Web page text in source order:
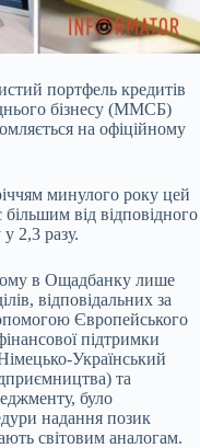
портфель кредитів
бізнесу (ММСБ)
на офіційному
минулого року цей
від відповідного
2,3 разу.
в Ощадбанку лише
відповідальних за
Європейського
підтримки
Український
та
було
надання позик
світовим аналогам.